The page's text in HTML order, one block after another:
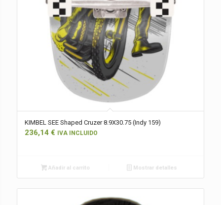
KIMBEL SEE Shaped Cruzer 8.9X30.75 (Indy 159)
236,14 € IVA INCLUIDO
Añadir al carrito Mostrar detalles